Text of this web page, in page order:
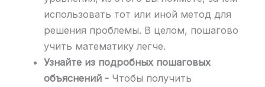
использовать тот или иной метод для
решения проблемы. В целом, пошагово
учить математику легче.
Узнайте из подробных пошаговых
объяснений - Чтобы получить